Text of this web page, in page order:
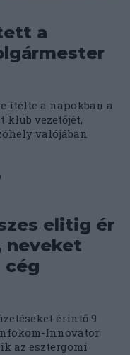
a
ítélte a napokban a
klub vezetőjét,
valójában
elitig ér
neveket
érintő 9
Innovátor
az esztergomi